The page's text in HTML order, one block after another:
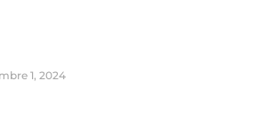
1, 2024